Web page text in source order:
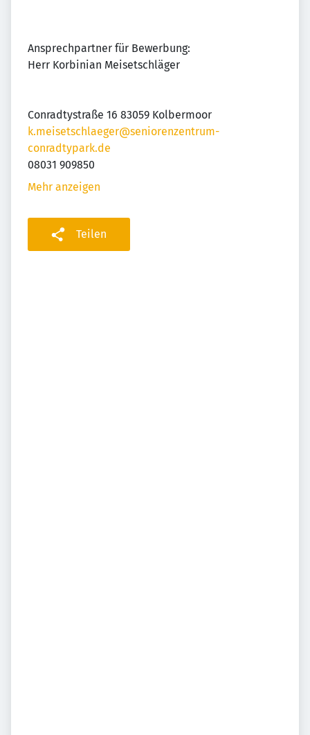
Ansprechpartner für Bewerbung:
Herr Korbinian Meisetschläger
Conradtystraße 16 83059 Kolbermoor
k.meisetschlaeger@seniorenzentrum-
conradtypark.de
08031 909850
Mehr anzeigen
Teilen